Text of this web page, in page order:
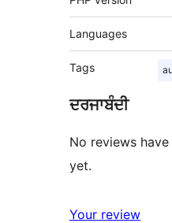
Languages
Tags
ਦਰਜਾਬੰਦੀ
No reviews
yet.
Your review